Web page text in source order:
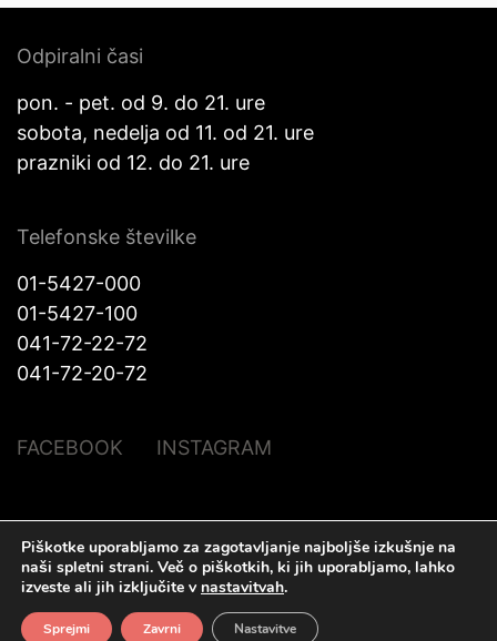
Odpiralni časi
pon. - pet. od 9. do 21. ure
sobota, nedelja od 11. od 21. ure
prazniki od 12. do 21. ure
Telefonske številke
01-5427-000
01-5427-100
041-72-22-72
041-72-20-72
FACEBOOK INSTAGRAM
© Halo Katra. Vse pravice pridržane |Pravno obvestilo |O piškotkih|
Izdelava spletnih straniPlenum IT d.o.o.
Piškotke uporabljamo za zagotavljanje najboljše izkušnje na
naši spletni strani. Več o piškotkih, ki jih uporabljamo, lahko
izveste ali jih izključite v nastavitvah.
Sprejmi Zavrni Nastavitve